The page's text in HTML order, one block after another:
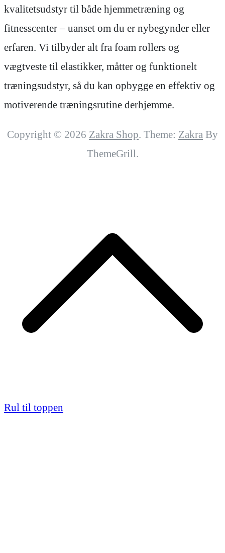
kvalitetsudstyr til både hjemmetræning og
fitnesscenter – uanset om du er nybegynder eller
erfaren. Vi tilbyder alt fra foam rollers og
vægtveste til elastikker, måtter og funktionelt
træningsudstyr, så du kan opbygge en effektiv og
motiverende træningsrutine derhjemme.
Copyright © 2026 Zakra Shop. Theme: Zakra By
ThemeGrill.
Rul til toppen